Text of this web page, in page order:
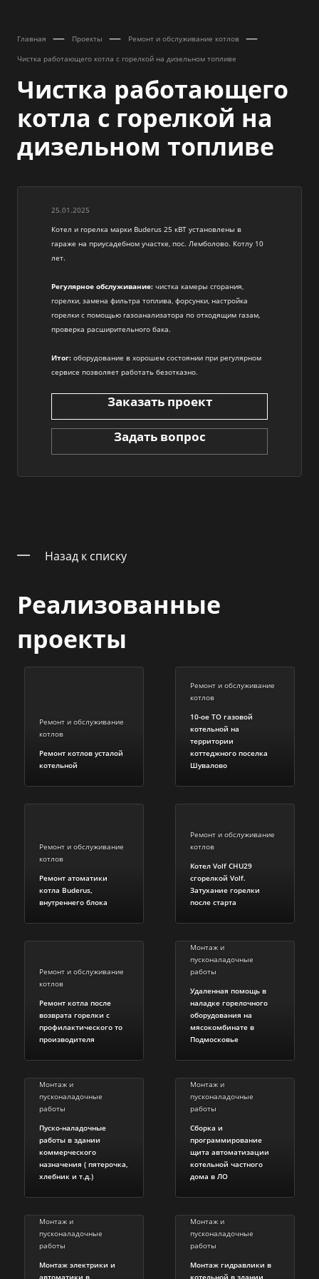
Главная — Проекты — Ремонт и обслуживание котлов —
Чистка работающего котла с горелкой на дизельном топливе
Чистка работающего
котла с горелкой на
дизельном топливе
25.01.2025
Котел и горелка марки Buderus 25 кВТ установлены в
гараже на приусадебном участке, пос. Лемболово. Котлу 10
лет.
Регулярное обслуживание: чистка камеры сгорания,
горелки, замена фильтра топлива, форсунки, настройка
горелки с помощью газоанализатора по отходящим газам,
проверка расширительного бака.
Итог: оборудование в хорошем состоянии при регулярном
сервисе позволяет работать безотказно.
Заказать проект
Задать вопрос
Назад к списку
Реализованные
проекты
Ремонт и обслуживание
котлов
Ремонт котлов усталой
котельной
Ремонт и обслуживание
котлов
10-ое ТО газовой
котельной на
территории
коттеджного поселка
Шувалово
Ремонт и обслуживание
котлов
Ремонт атоматики
котла Buderus,
внутреннего блока
Ремонт и обслуживание
котлов
Котел Volf CHU29
сгорелкой Volf.
Затухание горелки
после старта
Ремонт и обслуживание
котлов
Ремонт котла после
возврата горелки с
профилактического то
производителя
Монтаж и
пусконаладочные
работы
Удаленная помощь в
наладке горелочного
оборудования на
мясокомбинате в
Подмосковье
Монтаж и
пусконаладочные
работы
Пуско-наладочные
работы в здании
коммерческого
назначения ( пятерочка,
хлебник и т.д.)
Монтаж и
пусконаладочные
работы
Сборка и
программирование
щита автоматизации
котельной частного
дома в ЛО
Монтаж и
пусконаладочные
работы
Монтаж электрики и
автоматики в
Монтаж и
пусконаладочные
работы
Монтаж гидравлики в
котельной в здании